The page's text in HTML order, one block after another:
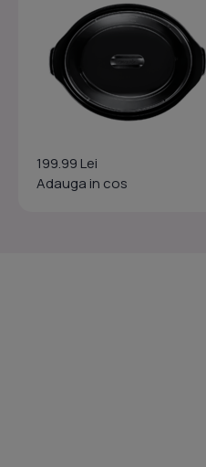
199.99 Lei
Adauga in cos